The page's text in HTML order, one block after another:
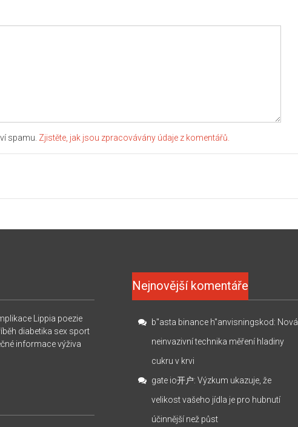
spamu. Zjistěte, jak jsou zpracovávány údaje z komentářů.
Lippia poezie
diabetika sex sport
informace výživa
Nejnovější komentáře
b"asta binance h"anvisningskod: Nová
neinvazivní technika měření hladiny
cukru v krvi
gate io开户:Výzkum ukazuje, že
velikost vašeho jídla je pro hubnutí
účinnější než půst